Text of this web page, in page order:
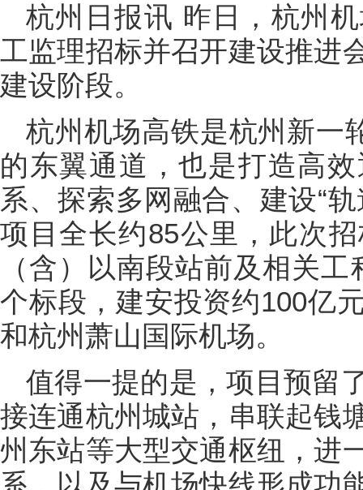
杭州日报讯 昨日，杭州
工监理招标并召开建设推进
建设阶段。
杭州机场高铁是杭州新一
的东翼通道，也是打造高
系、探索多网融合、建设“
项目全长约85公里，此次
（含）以南段站前及相关
个标段，建安投资约100亿
和杭州萧山国际机场。
值得一提的是，项目预留
接连通杭州城站，串联起钱
州东站等大型交通枢纽，进